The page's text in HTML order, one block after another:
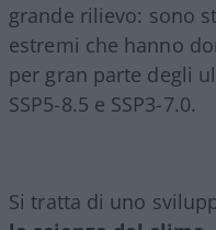
grande rilievo: sono
estremi che hanno
per gran parte degli
SSP5-8.5 e SSP3-7.0.
Si tratta di uno